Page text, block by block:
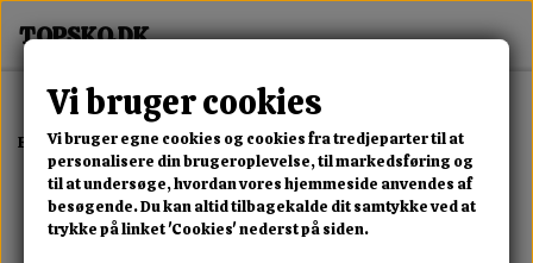
Forside Dame Alle Damesko Noira Rider Boot
Vi bruger cookies
Vi bruger egne cookies og cookies fra tredjeparter til at
personalisere din brugeroplevelse, til markedsføring og
til at undersøge, hvordan vores hjemmeside anvendes af
besøgende. Du kan altid tilbagekalde dit samtykke ved at
trykke på linket 'Cookies' nederst på siden.